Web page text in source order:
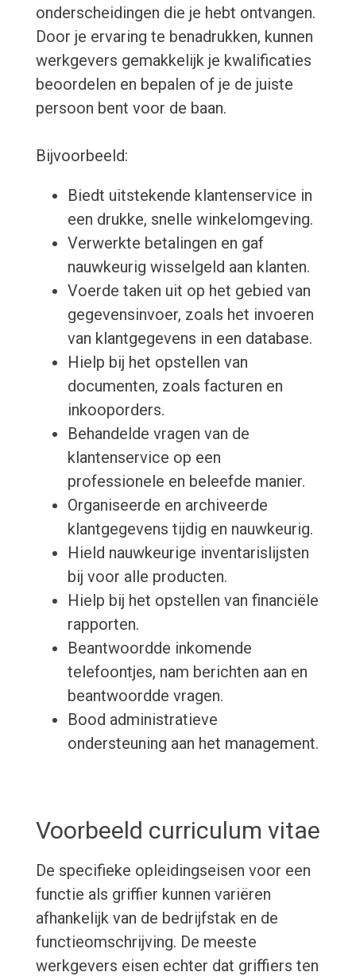
onderscheidingen die je hebt ontvangen.
Door je ervaring te benadrukken, kunnen
werkgevers gemakkelijk je kwalificaties
beoordelen en bepalen of je de juiste
persoon bent voor de baan.
Bijvoorbeeld:
Biedt uitstekende klantenservice in
een drukke, snelle winkelomgeving.
Verwerkte betalingen en gaf
nauwkeurig wisselgeld aan klanten.
Voerde taken uit op het gebied van
gegevensinvoer, zoals het invoeren
van klantgegevens in een database.
Hielp bij het opstellen van
documenten, zoals facturen en
inkooporders.
Behandelde vragen van de
klantenservice op een
professionele en beleefde manier.
Organiseerde en archiveerde
klantgegevens tijdig en nauwkeurig.
Hield nauwkeurige inventarislijsten
bij voor alle producten.
Hielp bij het opstellen van financiële
rapporten.
Beantwoordde inkomende
telefoontjes, nam berichten aan en
beantwoordde vragen.
Bood administratieve
ondersteuning aan het management.
Voorbeeld curriculum vitae
De specifieke opleidingseisen voor een
functie als griffier kunnen variëren
afhankelijk van de bedrijfstak en de
functieomschrijving. De meeste
werkgevers eisen echter dat griffiers ten